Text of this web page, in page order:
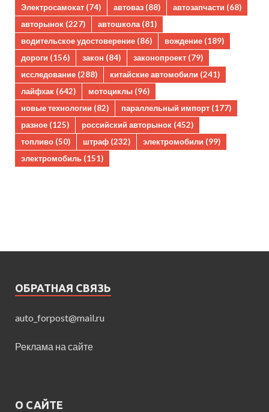
Электросамокат (74) автоваз (88) автозапчасти (68)
авторынок (227) автошкола(81)
водительское удостоверение (86) вождение (189)
дороги (156) закон (84) законопроект (79)
исследование (288) китайские автомобили (241)
лайфхак (642) мотоциклы (96)
новые технологии (82) параллельный импорт (177)
разное (125) российский авторынок (452)
топливо (50) штраф (232) электромобили (99)
электромобиль (151)
ОБРАТНАЯ СВЯЗЬ
auto_forpost@mail.ru
Реклама на сайте
О САЙТЕ